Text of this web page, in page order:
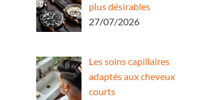
plus désirables
27/07/2026
Les soins capillaires
adaptés aux cheveux
courts